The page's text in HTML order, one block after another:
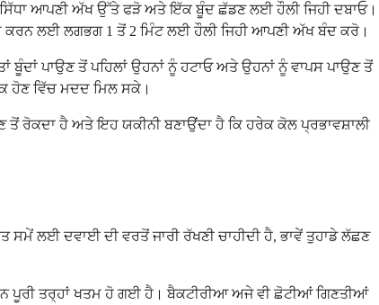
ਆਪਣੀ ਅੱਖ ਉੱਤੇ ਫੜੋ ਅਤੇ ਇੱਕ ਬੂੰਦ ਛੱਡਣ ਲਈ ਹੌਲੀ ਜਿਹੀ ਦਬਾਓ।
ਲਈ ਲਗਭਗ 1 ਤੋਂ 2 ਮਿੰਟ ਲਈ ਹੌਲੀ ਜਿਹੀ ਆਪਣੀ ਅੱਖ ਬੰਦ ਕਰੋ।
ਬੂੰਦਾਂ ਪਾਉਣ ਤੋਂ ਪਹਿਲਾਂ ਉਹਨਾਂ ਨੂੰ ਹਟਾਓ ਅਤੇ ਉਹਨਾਂ ਨੂੰ ਵਾਪਸ ਪਾਉਣ ਤੋਂ
ਹੋਣ ਵਿੱਚ ਮਦਦ ਮਿਲ ਸਕੇ।
ਹੈ ਅਤੇ ਇਹ ਯਕੀਨੀ ਬਣਾਉਂਦਾ ਹੈ ਕਿ ਹਰੇਕ ਕੋਲ ਪ੍ਰਭਾਵਸ਼ਾਲੀ
ਲਈ ਦਵਾਈ ਦੀ ਵਰਤੋਂ ਜਾਰੀ ਰੱਖਣੀ ਚਾਹੀਦੀ ਹੈ, ਭਾਵੇਂ ਤੁਹਾਡੇ ਲੱਛਣ
ਪੂਰੀ ਤਰ੍ਹਾਂ ਖਤਮ ਹੋ ਗਈ ਹੈ। ਬੈਕਟੀਰੀਆ ਅਜੇ ਵੀ ਛੋਟੀਆਂ ਗਿਣਤੀਆਂ